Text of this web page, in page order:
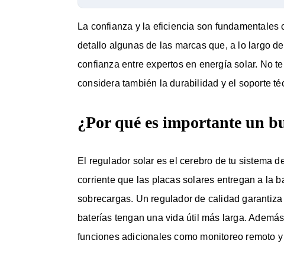
La confianza y la eficiencia son
detallo algunas de las marcas que, a lo largo
confianza entre expertos en energía solar. No
considera también la durabilidad y el soporte
¿Por qué es importante un
El regulador solar es el cerebro de tu sistema
corriente que las placas solares entregan a la
sobrecargas. Un regulador de calidad
baterías tengan una vida útil más larga.
funciones adicionales como monitoreo remoto